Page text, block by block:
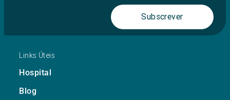
Subscrever
Links Úteis
Hospital
Blog